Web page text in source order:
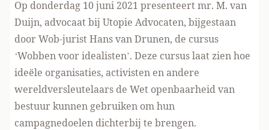
Op donderdag 10 juni 2021 presenteertmr. M. van
Duijn, advocaat bij Utopie Advocaten, bijgestaan
door Wob-jurist Hans van Drunen, de cursus
‘Wobben voor idealisten’. Deze cursus laat zien hoe
ideële organisaties, activisten en andere
wereldversleutelaars de Wet openbaarheid van
bestuur kunnen gebruiken om hun
campagnedoelen dichterbij te brengen.